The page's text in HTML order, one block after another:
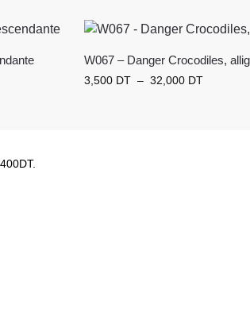
W067 – Danger Crocodiles,
3,500 DT – 32,000 DT